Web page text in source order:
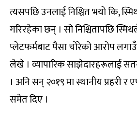
त्यसपछि उनलाई निश्चित भयो कि,
गरिरहेका छन् । सो निश्चितापछि
प्लेटफर्मबाट पैसा चोरेको आरोप
लेखे । व्यापारिक साझेदारहरूलाई
। अनि सन् २०१९ मा स्थानीय प्रहरी
समेत दिए ।